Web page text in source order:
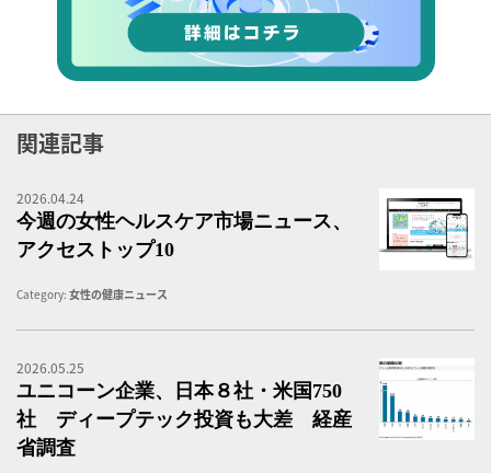
関連記事
2026.04.24
今週の女性ヘルスケア市場ニュース、
アクセストップ10
Category: 女性の健康ニュース
2026.05.25
ユニコーン企業、日本８社・米国750
社 ディープテック投資も大差 経産
省調査